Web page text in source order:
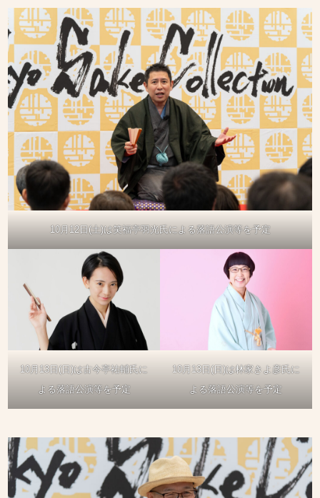
10月12日(土)は笑福亭羽光氏による落語公演等を予定
10月13日(日)は古今亭祐輔氏に
よる落語公演等を予定
10月13日(日)は林家きよ彦氏に
よる落語公演等を予定